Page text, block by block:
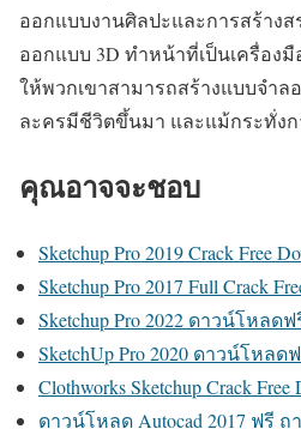
ออกแบบงานศิลปะและการสร้าง
ออกแบบ 3D ทำหน้าที่เป็นเครื่อง
ให้พวกเขาสามารถสร้างแบบจำ
ละครมีชีวิตขึ้นมา และแม้กระทั่ง
คุณอาจจะชอบ
Sketchup Pro 2019 Crack Free
Sketchup Pro 2017 Full Crack
Sketchup Pro 2022 ดาวน์โหลดฟ
SketchUp Pro 2020 ดาวน์โหลด
Clothworks Sketchup Crack Free
ดาวน์โหลด Autocad 2017 ฟรี ถา